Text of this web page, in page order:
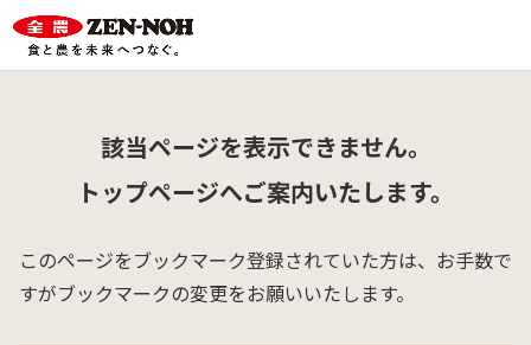
該当ページを表示できません。
トップページへご案内いたします。
このページをブックマーク登録されていた方は、 お手数で
すがブックマークの変更をお願いいたします。